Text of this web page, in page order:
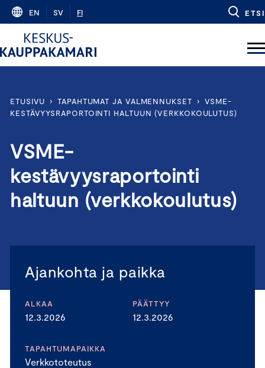
Skip
content
EN SV FI ETSI
ETUSIVU › TAPAHTUMAT JA VALMENNUKSET › VSME-
KESTÄVYYSRAPORTOINTI HALTUUN (VERKKOKOULUTUS)
VSME-
kestävyysraportointi
haltuun (verkkokoulutus)
Ajankohta ja paikka
ALKAA
12.3.2026
PÄÄTTYY
12.3.2026
TAPAHTUMAPAIKKA
Verkkototeutus